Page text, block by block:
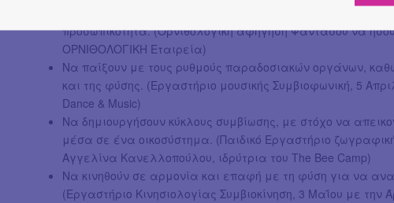
Να ακούσουν τις άγνωστες ιστορίες των πουλιών με
προσωπικότητα. (Ορνιθολογική αφήγηση Φαντάσου να
ΟΡΝΙΘΟΛΟΓΙΚΗ Εταιρεία)
Να παίξουν με τους ρυθμούς παραδοσιακών οργάνων,
και της φύσης. (Εργαστήριο μουσικής Συμβιοφωνική, 5
Dance & Music)
Να δημιουργήσουν κύκλους συμβίωσης, με στόχο να
μέσα σε ένα οικοσύστημα. (Παιδικό Εργαστήριο
Αγγελίνα Κανελλοπούλου, ιδρύτρια του The Bee Camp)
Να κινηθούν σε αρμονία και επαφή με τη φύση για να
(Εργαστήριο Κινησιολογίας Συμβιοκίνηση, 3 Μαΐου με